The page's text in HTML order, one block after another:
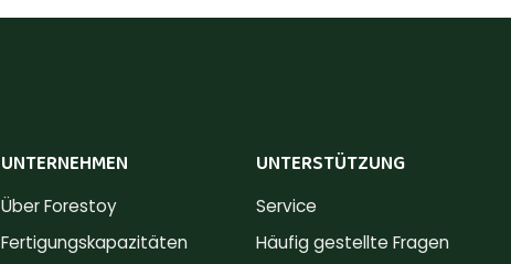
UNTERNEHMEN
Über Forestoy
Fertigungskapazitäten
UNTERSTÜTZUNG
Service
Häufig gestellte Fragen